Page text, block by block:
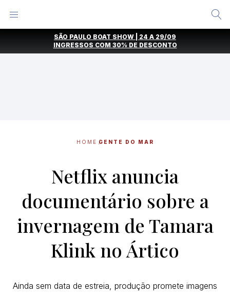
SÃO PAULO BOAT SHOW | 24 A 29/09
INGRESSOS COM 30% DE DESCONTO
HOME GENTE DO MAR
Netflix anuncia
documentário sobre a
invernagem de Tamara
Klink no Ártico
Ainda sem data de estreia, produção promete imagens